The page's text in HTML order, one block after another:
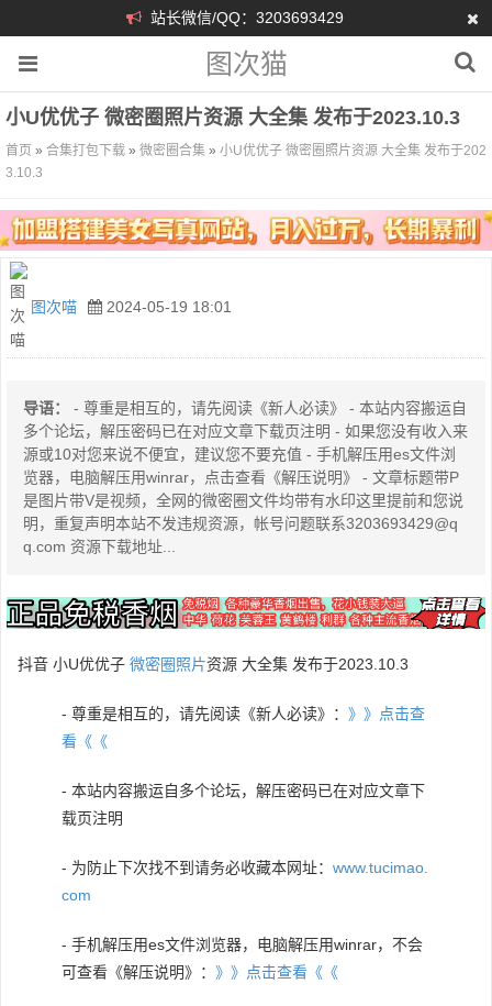
站长微信/QQ：3203693429
图次猫
小U优优子 微密圈照片资源 大全集 发布于2023.10.3
首页 » 合集打包下载 » 微密圈合集 » 小U优优子 微密圈照片资源 大全集 发布于202
3.10.3
图次喵 2024-05-19 18:01
导语：
- 尊重是相互的，请先阅读《新人必读》 - 本站内容搬运自
多个论坛，解压密码已在对应文章下载页注明 - 如果您没有收入来
源或10对您来说不便宜，建议您不要充值 - 手机解压用es文件浏
览器，电脑解压用winrar，点击查看《解压说明》 - 文章标题带P
是图片带V是视频，全网的微密圈文件均带有水印这里提前和您说
明，重复声明本站不发违规资源，帐号问题联系3203693429@q
q.com 资源下载地址...
抖音 小U优优子 微密圈照片资源 大全集 发布于2023.10.3
- 尊重是相互的，请先阅读《新人必读》： 》》点击查
看《《
- 本站内容搬运自多个论坛，解压密码已在对应文章下
载页注明
- 为防止下次找不到请务必收藏本网址： www.tucimao.
com
- 手机解压用es文件浏览器，电脑解压用winrar，不会
可查看《解压说明》： 》》点击查看《《